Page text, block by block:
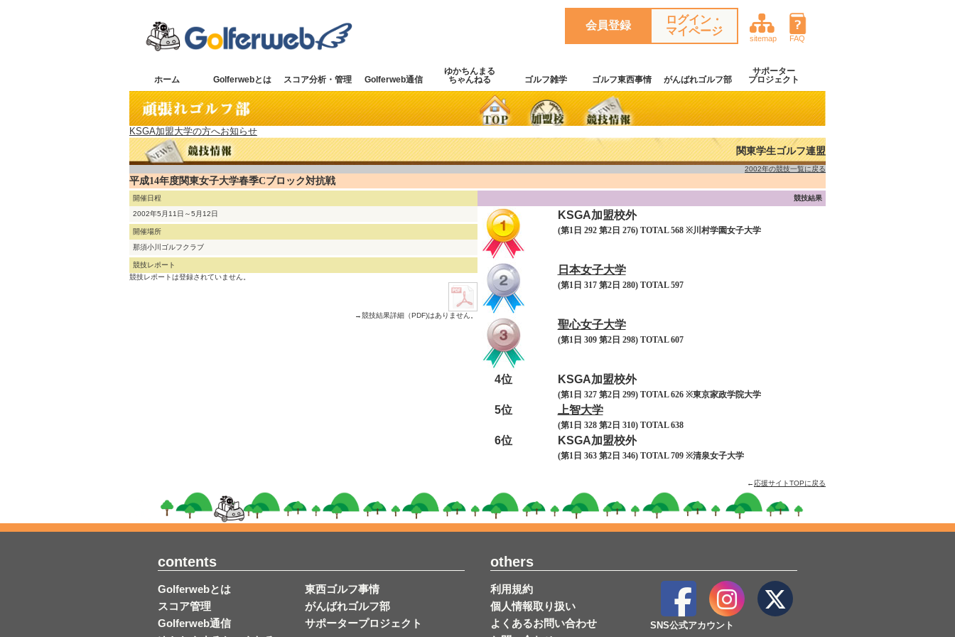
FAQ
sitemap
ログイン・
マイページ
会員登録
ホーム Golferwebとは スコア分析・管理 Golferweb通信
ゆかちんまる
ちゃんねる
ゴルフ雑学 ゴルフ東西事情 がんばれゴルフ部
サポーター
プロジェクト
KSGA加盟大学の方へお知らせ
関東学生ゴルフ連盟
2002年の競技一覧に戻る
平成14年度関東女子大学春季Cブロック対抗戦
開催日程
2002年5月11日～5月12日
開催場所
那須小川ゴルフクラブ
競技レポート
競技レポートは登録されていません。
→競技結果詳細（PDF)はありません。
競技結果
KSGA加盟校外
(第1日 292 第2日 276) TOTAL 568 ※川村学園女子大学
日本女子大学
(第1日 317 第2日 280) TOTAL 597
聖心女子大学
(第1日 309 第2日 298) TOTAL 607
4位 KSGA加盟校外
(第1日 327 第2日 299) TOTAL 626 ※東京家政学院大学
5位 上智大学
(第1日 328 第2日 310) TOTAL 638
6位 KSGA加盟校外
(第1日 363 第2日 346) TOTAL 709 ※清泉女子大学
← 応援サイトTOPに戻る
contents
Golferwebとは
スコア管理
Golferweb通信
東西ゴルフ事情
がんばれゴルフ部
サポータープロジェクト
others
利用規約
個人情報取り扱い
よくあるお問い合わせ
SNS公式アカウント